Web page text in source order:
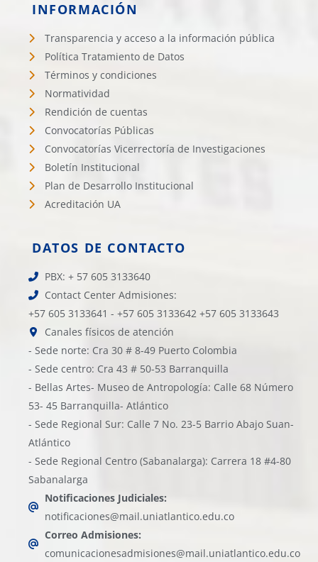
INFORMACIÓN
Transparencia y acceso a la información pública
Política Tratamiento de Datos
Términos y condiciones
Normatividad
Rendición de cuentas
Convocatorías Públicas
Convocatorías Vicerrectoría de Investigaciones
Boletín Institucional
Plan de Desarrollo Institucional
Acreditación UA
DATOS DE CONTACTO
PBX: + 57 605 3133640
Contact Center Admisiones:
+57 605 3133641 - +57 605 3133642 +57 605 3133643
Canales físicos de atención
- Sede norte: Cra 30 # 8-49 Puerto Colombia
- Sede centro: Cra 43 # 50-53 Barranquilla
- Bellas Artes- Museo de Antropología: Calle 68 Número
53- 45 Barranquilla- Atlántico
- Sede Regional Sur: Calle 7 No. 23-5 Barrio Abajo Suan-
Atlántico
- Sede Regional Centro (Sabanalarga): Carrera 18 #4-80
Sabanalarga
Notificaciones Judiciales:
notificaciones@mail.uniatlantico.edu.co
Correo Admisiones:
comunicacionesadmisiones@mail.uniatlantico.edu.co